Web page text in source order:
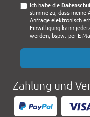
Ich habe die
stimme zu, dass meine
Anfrage elektronisch
Einwilligung kann
werden, bspw. per E-
Zahlung und